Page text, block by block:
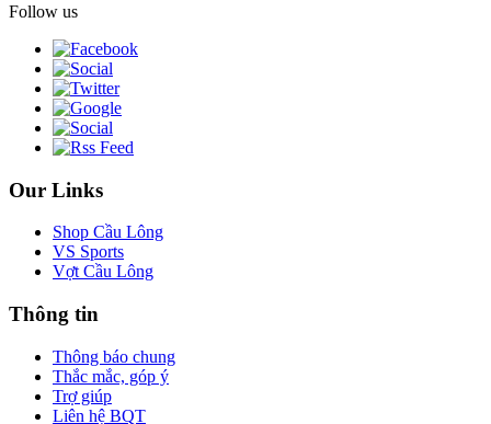
Follow us
Our Links
Shop Cầu Lông
VS Sports
Vợt Cầu Lông
Thông tin
Thông báo chung
Thắc mắc, góp ý
Trợ giúp
Liên hệ BQT